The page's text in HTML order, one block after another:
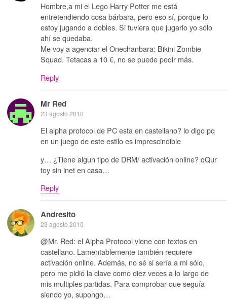
Hombre,a mi el Lego Harry Potter me está
entretendiendo cosa bárbara, pero eso sí, porque lo
estoy jugando a dobles. Si tuviera que jugarlo yo sólo
ahí se quedaba.
Me voy a agenciar el Onechanbara: Bikini Zombie
Squad. Tetacas a 10 €, no se puede pedir más.
Reply
Mr Red
23 agosto 2010
El alpha protocol de PC esta en castellano? lo digo pq
en un juego de este estilo es imprescindible
y… ¿Tiene algun tipo de DRM/ activación online? qQur
toy sin inet en casa…
Reply
Andresito
23 agosto 2010
@Mr. Red: el Alpha Protocol viene con textos en
castellano. Lamentablemente también requiere
activación online. Además, no sé si sería a mi sólo,
pero me pidió la clave como diez veces a lo largo de
mis multiples partidas. Para comprobar que seguía
siendo yo, supongo…